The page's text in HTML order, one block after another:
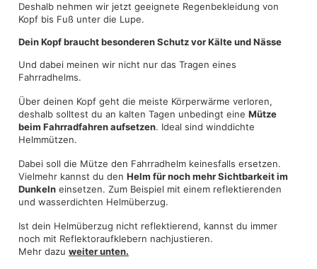
Deshalb nehmen wir jetzt geeignete Regenbekleidung von
Kopf bis Fuß unter die Lupe.
Dein Kopf braucht besonderen Schutz vor Kälte und Nässe
Und dabei meinen wir nicht nur das Tragen eines
Fahrradhelms.
Über deinen Kopf geht die meiste Körperwärme verloren,
deshalb solltest du an kalten Tagen unbedingt eine Mütze
beim Fahrradfahren aufsetzen. Ideal sind winddichte
Helmmützen.
Dabei soll die Mütze den Fahrradhelm keinesfalls ersetzen.
Vielmehr kannst du den Helm für noch mehr Sichtbarkeit im
Dunkeln einsetzen. Zum Beispiel mit einem reflektierenden
und wasserdichten Helmüberzug.
Ist dein Helmüberzug nicht reflektierend, kannst du immer
noch mit Reflektoraufklebern nachjustieren.
Mehr dazu weiter unten.